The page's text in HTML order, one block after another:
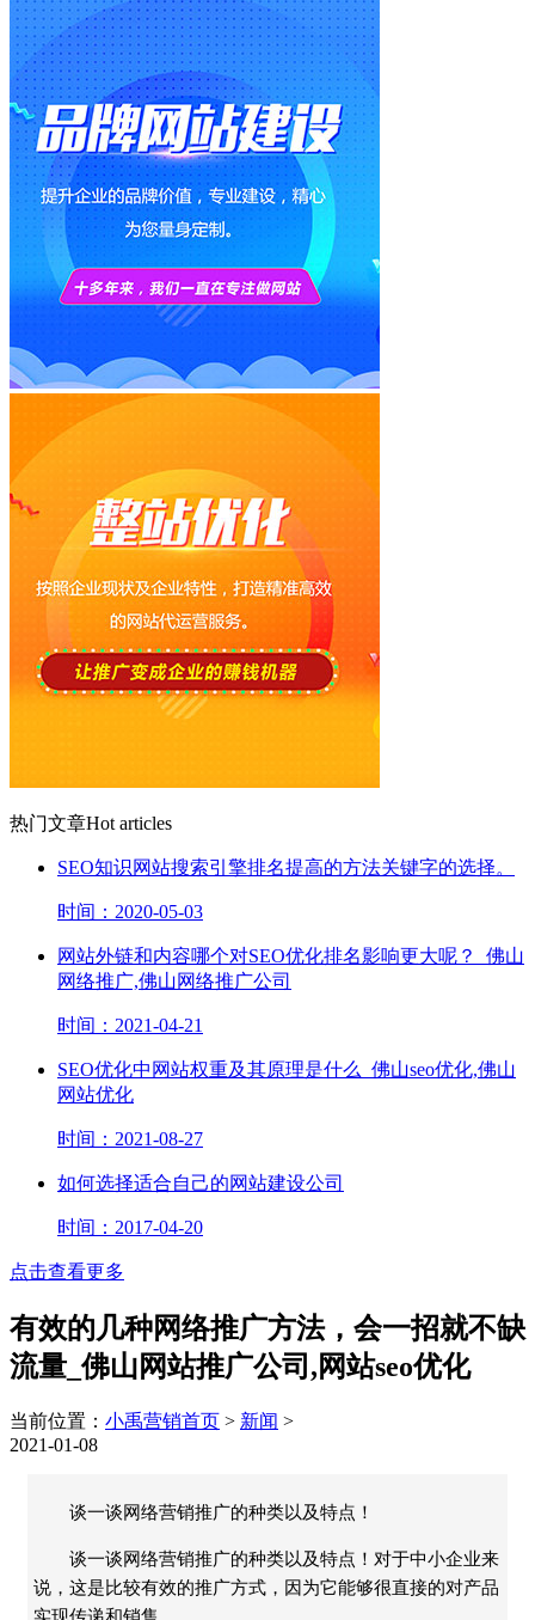
热门文章Hot articles
SEO知识网站搜索引擎排名提高的方法关键字的选择。
时间：2020-05-03
网站外链和内容哪个对SEO优化排名影响更大呢？_佛山
网络推广,佛山网络推广公司
时间：2021-04-21
SEO优化中网站权重及其原理是什么_佛山seo优化,佛山
网站优化
时间：2021-08-27
如何选择适合自己的网站建设公司
时间：2017-04-20
点击查看更多
有效的几种网络推广方法，会一招就不缺
流量_佛山网站推广公司,网站seo优化
当前位置： 小禹营销首页 > 新闻 >
2021-01-08
谈一谈网络营销推广的种类以及特点！
谈一谈网络营销推广的种类以及特点！对于中小企业来
说，这是比较有效的推广方式，因为它能够很直接的对产品
实现传递和销售。